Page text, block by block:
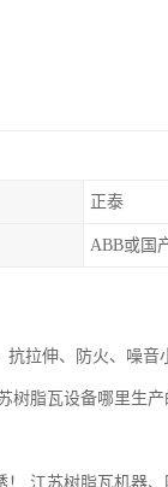
正泰
ABB或国
拉伸、防火、噪音
脂瓦设备哪里生
江苏树脂瓦机器